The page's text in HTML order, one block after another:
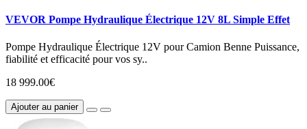
VEVOR Pompe Hydraulique Électrique 12V 8L Simple Effet
Pompe Hydraulique Électrique 12V pour Camion Benne Puissance,
fiabilité et efficacité pour vos sy..
18 999.00€
Ajouter au panier